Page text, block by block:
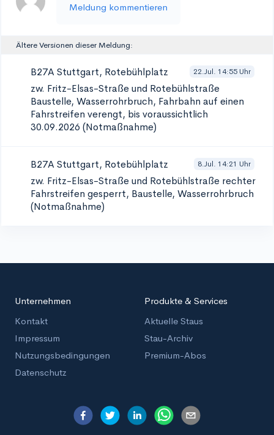
Meldung kommentieren
Ältere Versionen dieser Meldung:
B27A Stuttgart, Rotebühlplatz 22.Jul. 14:55 Uhr
zw. Fritz-Elsas-Straße und Rotebühlstraße
Baustelle, Wasserrohrbruch, Fahrbahn auf einen
Fahrstreifen verengt, bis voraussichtlich
30.09.2026 (Notmaßnahme)
B27A Stuttgart, Rotebühlplatz 8.Jul. 14:21 Uhr
zw. Fritz-Elsas-Straße und Rotebühlstraße rechter
Fahrstreifen gesperrt, Baustelle, Wasserrohrbruch
(Notmaßnahme)
Unternehmen
Kontakt
Impressum
Nutzungsbedingungen
Datenschutz
Produkte & Services
Aktuelle Staus
Stau-Archiv
Premium-Abos